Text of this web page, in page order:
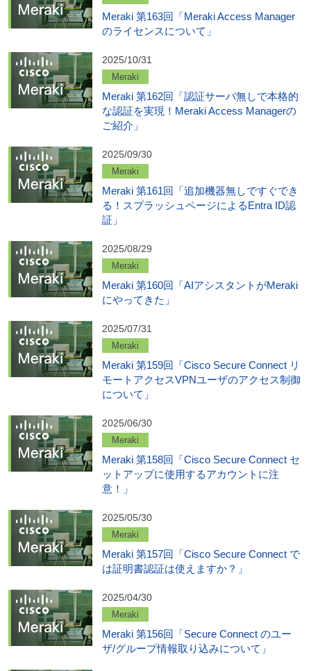
Meraki 第163回「Meraki Access Manager
のライセンスについて」
2025/10/31
Meraki
Meraki 第162回「認証サーバ無しで本格的
な認証を実現！Meraki Access Managerの
ご紹介」
2025/09/30
Meraki
Meraki 第161回「追加機器無しですぐでき
る！スプラッシュページによるEntra ID認
証」
2025/08/29
Meraki
Meraki 第160回「AIアシスタントがMeraki
にやってきた」
2025/07/31
Meraki
Meraki 第159回「Cisco Secure Connect リ
モートアクセスVPNユーザのアクセス制御
について」
2025/06/30
Meraki
Meraki 第158回「Cisco Secure Connect セ
ットアップに使用するアカウントに注
意！」
2025/05/30
Meraki
Meraki 第157回「Cisco Secure Connect で
は証明書認証は使えますか？」
2025/04/30
Meraki
Meraki 第156回「Secure Connect のユー
ザ/グループ情報取り込みについて」